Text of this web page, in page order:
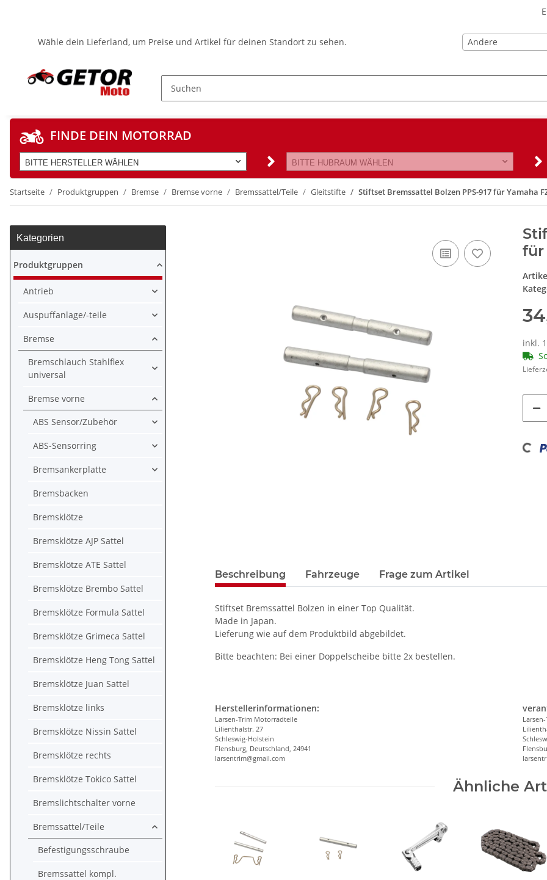
Wähle dein Lieferland, um Preise und Artikel für deinen Standort zu sehen. Andere
FINDE DEIN MOTORRAD
BITTE HERSTELLER WÄHLEN BITTE HUBRAUM WÄHLEN
Startseite Produktgruppen Bremse Bremse vorne Bremssattel/Teile Gleitstifte Stiftset Bremssattel Bolzen PPS-917 für Yamaha
für
inkl.
Beschreibung Fahrzeuge Frage zum Artikel
Stiftset Bremssattel Bolzen in einer Top Qualität.
Made in Japan.
Lieferung wie auf dem Produktbild abgebildet.
Bitte beachten: Bei einer Doppelscheibe bitte 2x bestellen.
Herstellerinformationen:
Larsen-Trim Motorradteile
Lilienthalstr. 27
Schleswig-Holstein
Flensburg, Deutschland, 24941
larsentrim@gmail.com
Ähnliche
Kategorien
Produktgruppen
Antrieb
Auspuffanlage/-teile
Bremse
Bremschlauch Stahlflex
universal
Bremse vorne
ABS Sensor/Zubehör
ABS-Sensorring
Bremsankerplatte
Bremsbacken
Bremsklötze
Bremsklötze AJP Sattel
Bremsklötze ATE Sattel
Bremsklötze Brembo Sattel
Bremsklötze Formula Sattel
Bremsklötze Grimeca Sattel
Bremsklötze Heng Tong Sattel
Bremsklötze Juan Sattel
Bremsklötze links
Bremsklötze Nissin Sattel
Bremsklötze rechts
Bremsklötze Tokico Sattel
Bremslichtschalter vorne
Bremssattel/Teile
Befestigungsschraube
Bremssattel kompl.